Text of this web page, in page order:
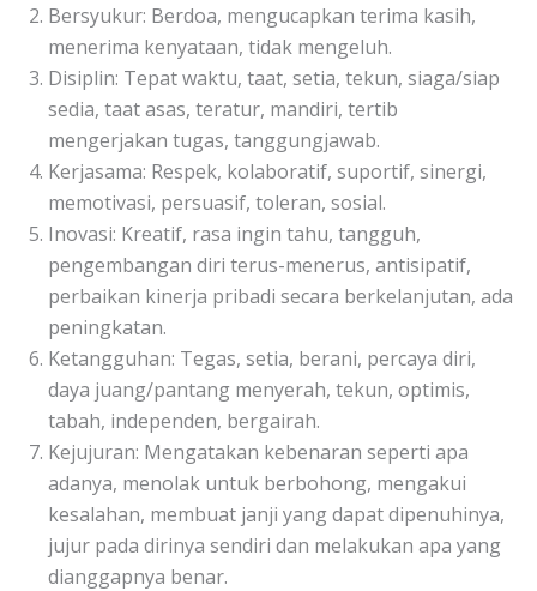
Bersyukur: Berdoa, mengucapkan terima kasih,
menerima kenyataan, tidak mengeluh.
Disiplin: Tepat waktu, taat, setia, tekun, siaga/siap
sedia, taat asas, teratur, mandiri, tertib
mengerjakan tugas, tanggungjawab.
Kerjasama: Respek, kolaboratif, suportif, sinergi,
memotivasi, persuasif, toleran, sosial.
Inovasi: Kreatif, rasa ingin tahu, tangguh,
pengembangan diri terus-menerus, antisipatif,
perbaikan kinerja pribadi secara berkelanjutan, ada
peningkatan.
Ketangguhan: Tegas, setia, berani, percaya diri,
daya juang/pantang menyerah, tekun, optimis,
tabah, independen, bergairah.
Kejujuran: Mengatakan kebenaran seperti apa
adanya, menolak untuk berbohong, mengakui
kesalahan, membuat janji yang dapat dipenuhinya,
jujur pada dirinya sendiri dan melakukan apa yang
dianggapnya benar.